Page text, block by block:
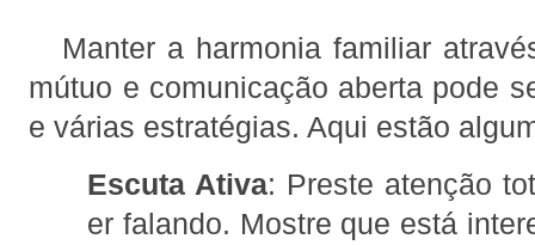
Manter a harmonia familiar
mútuo e comunicação aberta pode
e várias estratégias. Aqui estão
Escuta Ativa: Preste atenção
er falando. Mostre que está